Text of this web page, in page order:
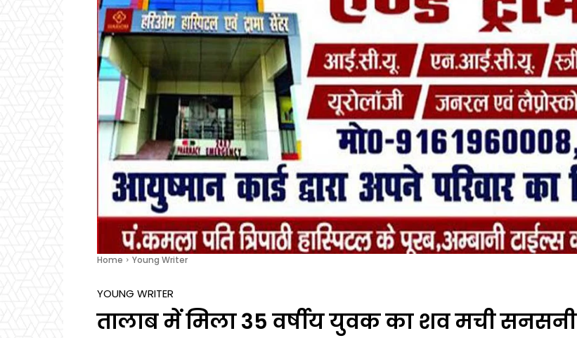
Home Young Writer
YOUNG WRITER
तालाब में मिला 35 वर्षीय युवक का शव मची सनसनी